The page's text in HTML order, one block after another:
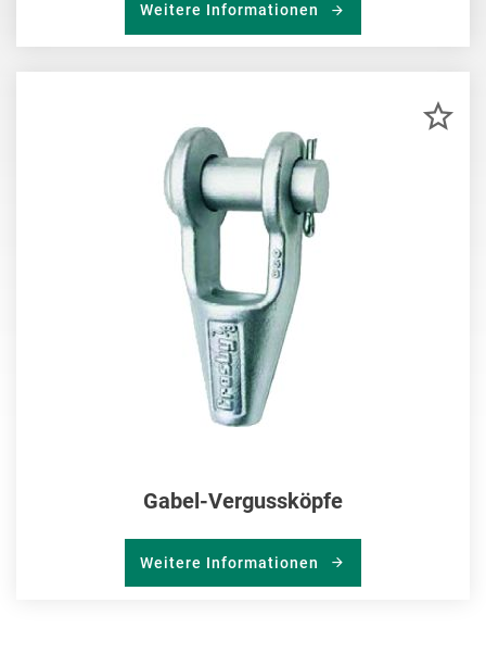
Weitere Informationen
Gabel-Vergussköpfe
Weitere Informationen